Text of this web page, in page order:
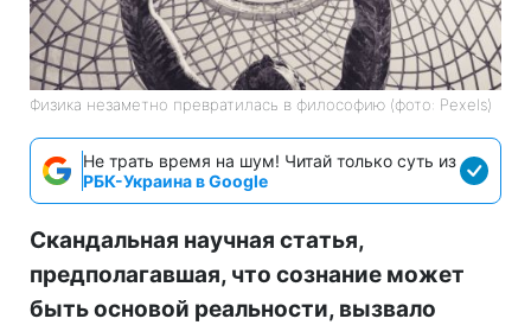
Физика незаметно превратилась в философию (фото: Pexels)
Не трать время на шум! Читай только суть из
РБК-Украина в Google
Скандальная научная статья,
предполагавшая, что сознание может
быть основой реальности, вызвало